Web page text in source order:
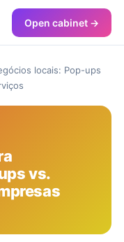
Open cabinet →
locais: Pop-ups
vs.